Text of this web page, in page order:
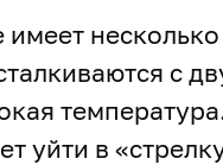
с
уйти в